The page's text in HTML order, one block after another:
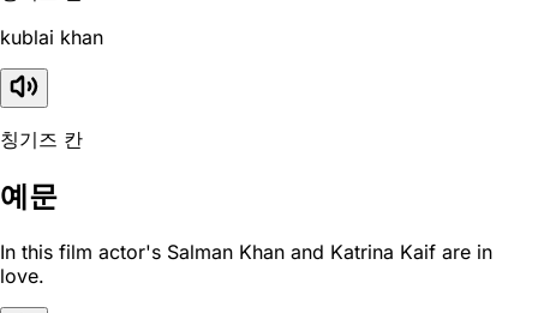
kublai khan
칭기즈 칸
예문
In this film actor's Salman Khan and Katrina Kaif are in
love.